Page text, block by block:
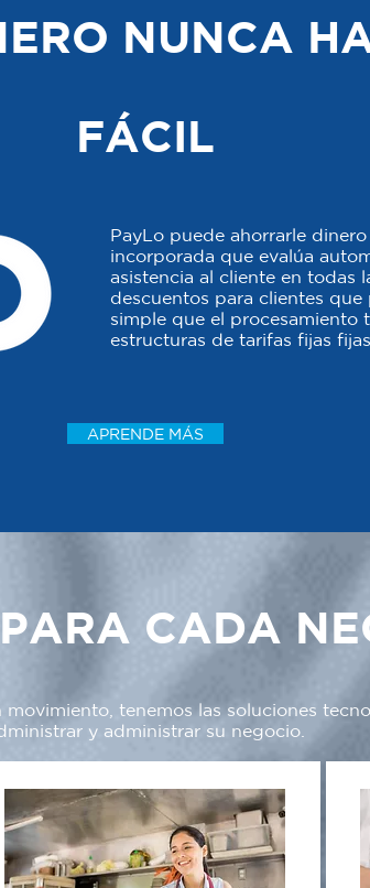
NUNCA
FÁCIL
PayLo puede ahorrarle
incorporada que evalúa
asistencia al cliente en todas
descuentos para clientes
simple que el procesamiento
estructuras de tarifas fijas
APRENDE MÁS
CADA
tenemos las soluciones
y administrar su negocio.